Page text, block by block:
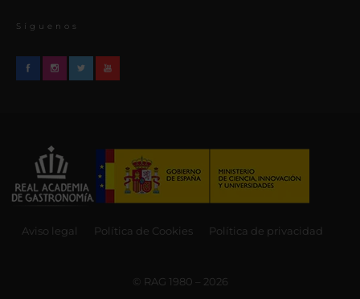
Síguenos
Aviso legal Política de Cookies Política de privacidad
© RAG 1980 – 2026